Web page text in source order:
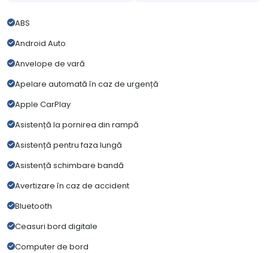
ABS
Android Auto
Anvelope de vară
Apelare automată în caz de urgență
Apple CarPlay
Asistență la pornirea din rampă
Asistență pentru faza lungă
Asistență schimbare bandă
Avertizare în caz de accident
Bluetooth
Ceasuri bord digitale
Computer de bord